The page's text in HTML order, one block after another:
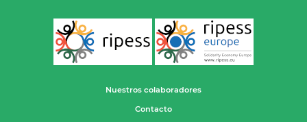
Nuestros colaboradores
Contacto